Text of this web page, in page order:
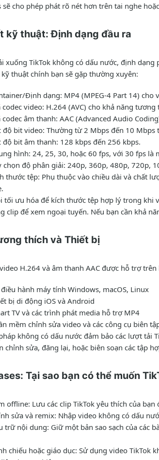
sẽ cho phép phát rõ nét hơn trên tai nghe
kỹ thuật: Định dạng đầu ra
xuống TikTok không có dấu nước, định
thuật chính bạn sẽ gặp thường xuyên:
Định dạng: MP4 (MPEG-4 Part 14)
codec video: H.264 (AVC) cho khả năng
codec âm thanh: AAC (Advanced Audio
độ bit video: Thường từ 2 Mbps đến 10 Mbps
độ bit âm thanh: 128 kbps đến 256 kbps.
hình: 24, 25, 30, hoặc 60 fps, với 30 fps là
chọn độ phân giải: 240p, 360p, 480p, 720p,
thước tệp: Phụ thuộc vào chiều dài và chất
tối ưu hóa để kích thước tệp hợp lý trong khi
clip để xem ngoại tuyến. Nếu bạn cần khả
thích và Thiết bị
H.264 và âm thanh AAC được hỗ trợ
điều hành máy tính Windows, macOS, Linux
bị di động iOS và Android
TV và các trình phát media hỗ trợ MP4
mềm chỉnh sửa video và các công cụ biên
không có dấu nước đảm bảo các lượt tải
chỉnh sửa, đăng lại, hoặc biên soạn các tập
Tại sao bạn có thể muốn
offline: Lưu các clip TikTok yêu thích của
sửa và remix: Nhập video không có dấu
trữ nội dung: Giữ một bản sao sạch của các
chiếu hoặc giáo dục: Sử dụng video TikTok